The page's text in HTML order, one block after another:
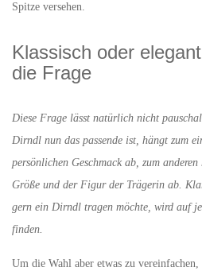
Spitze versehen.
Klassisch oder
die Frage
Diese Frage lässt natürlich nicht
Dirndl nun das passende ist, hängt zum
persönlichen Geschmack ab, zum
Größe und der Figur der Trägerin ab.
gern ein Dirndl tragen möchte, wird auf
finden.
Um die Wahl aber etwas zu